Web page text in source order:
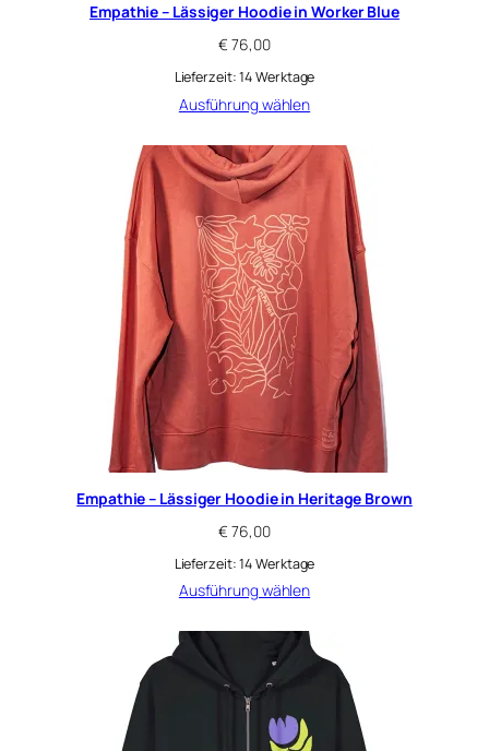
Empathie – Lässiger Hoodie in Worker Blue
€ 76,00
Lieferzeit:14 Werktage
Ausführung wählen
Empathie – Lässiger Hoodie in Heritage Brown
€ 76,00
Lieferzeit:14 Werktage
Ausführung wählen